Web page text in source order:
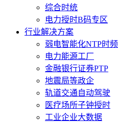
综合时统
电力授时B码专区
行业解决方案
弱电智能化NTP时频
电力能源工厂
金融银行证券PTP
地震局等政企
轨道交通自动驾驶
医疗场所子钟授时
工业企业大数据